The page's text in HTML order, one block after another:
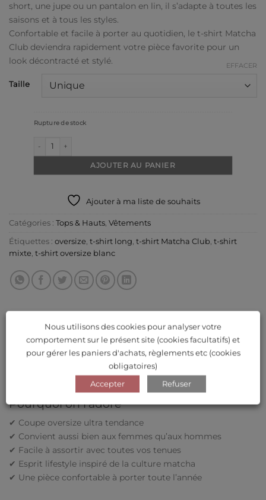
short, une jupe ou un pantalon en lin, il s’adapte à toutes les
saisons et à tous les styles.
Confortable et facile à porter au quotidien, le t-shirt Matcha
Club deviendra rapidement votre pièce favorite pour un
look décontracté et stylé.
Taille
EFFACER
Rupture de stock
quantité de T-shirt blanc oversize Matcha
AJOUTER AU PANIER
Ajouter à ma liste de souhaits
Catégories : Tops & Hauts Vêtements
Étiquettes : oversize t-shirt long t-shirt Matcha Club t-shirt
mixte t-shirt oversize blanc
DESCRIPTION
Pourquoi on l’adore
✔ Coupe oversize ultra tendance
✔ Convient aussi bien aux femmes qu’aux hommes
✔ Facile à assortir avec toutes vos tenues
✔ Esprit lifestyle inspiré de la culture matcha
✔ Une pièce confortable à porter toute l’année
Nous utilisons des cookies pour analyser votre
comportement sur le présent site (cookies facultatifs) et
pour gérer les paniers d'achats, règlements etc (cookies
obligatoires)
Accepter
Refuser